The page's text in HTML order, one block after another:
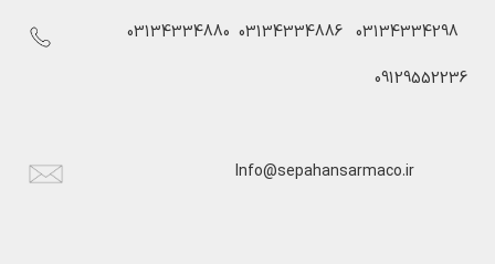
03134334298
03134334886
03134334880
09129552236
Info@sepahansarmaco.ir